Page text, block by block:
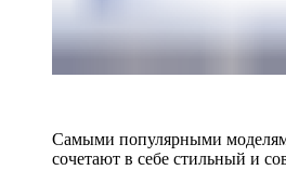
Самыми популярными
сочетают в себе стильный и